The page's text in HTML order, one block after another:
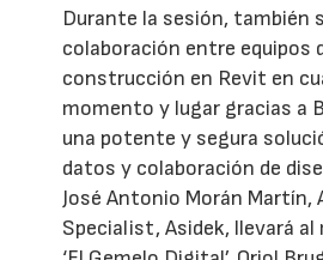
Durante la sesión, también
colaboración entre equipos
construcción en Revit en
momento y lugar gracias a
una potente y segura
datos y colaboración de
José Antonio Morán Martín,
Specialist, Asidek, llevará al